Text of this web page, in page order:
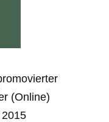
(Online)